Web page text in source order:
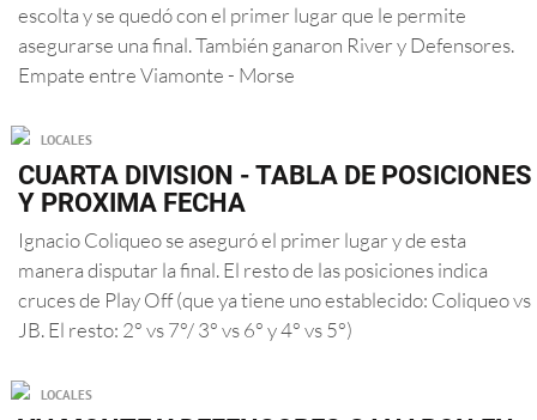
escolta y se quedó con el primer lugar que le permite
asegurarse una final. También ganaron River y Defensores.
Empate entre Viamonte - Morse
LOCALES
CUARTA DIVISION - TABLA DE POSICIONES
Y PROXIMA FECHA
Ignacio Coliqueo se aseguró el primer lugar y de esta
manera disputar la final. El resto de las posiciones indica
cruces de Play Off (que ya tiene uno establecido: Coliqueo vs
JB. El resto: 2° vs 7°/ 3° vs 6° y 4° vs 5°)
LOCALES